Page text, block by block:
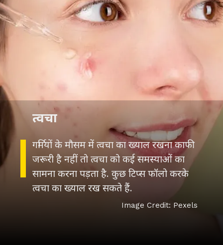
गर्मियों के मौसम में त्वचा का ख्याल रखना काफी
जरूरी है नहीं तो त्वचा को कई समस्याओं का
सामना करना पड़ता है. कुछ टिप्स फॉलो करके
त्वचा का ख्याल रख सकते हैं.
त्वचा
Image Credit: Pexels